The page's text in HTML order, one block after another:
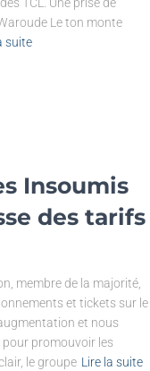
TCL. Une prise de
Le ton monte
suite
Insoumis
des tarifs
membre de la majorité,
et tickets sur le
et nous
pour promouvoir les
le groupe Lire la suite